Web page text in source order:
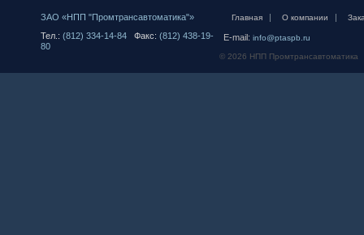
ЗАО «НПП "Промтрансавтоматика"»
Тел.: (812) 334-14-84 Факс: (812) 438-19-
80
Главная | О компании |
E-mail: info@ptaspb.ru
© 2026 НПП Промтрансавтоматика